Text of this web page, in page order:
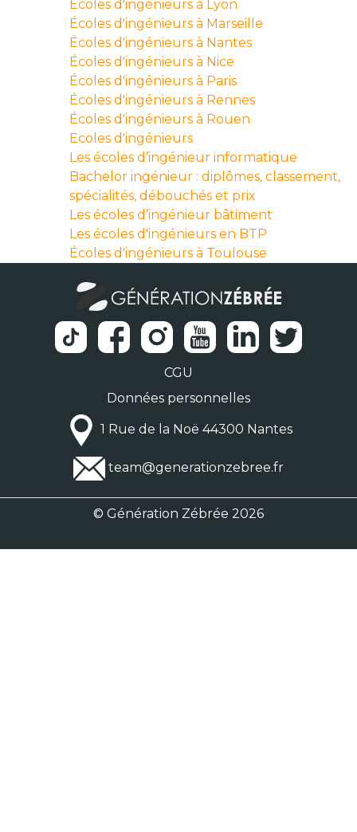
Écoles d'ingénieurs à Lyon
Écoles d'ingénieurs à Marseille
Écoles d'ingénieurs à Nantes
Écoles d'ingénieurs à Nice
Écoles d'ingénieurs à Paris
Écoles d'ingénieurs à Rennes
Écoles d'ingénieurs à Rouen
Ecoles d'ingénieurs
Les écoles d’ingénieur informatique
Bachelor ingénieur : diplômes, classement,
spécialités, débouchés et prix
Les écoles d’ingénieur bâtiment
Les écoles d'ingénieurs en BTP
Écoles d'ingénieurs à Toulouse
CGU
Données personnelles
1 Rue de la Noë 44300 Nantes
team@generationzebree.fr
© Génération Zébrée 2026